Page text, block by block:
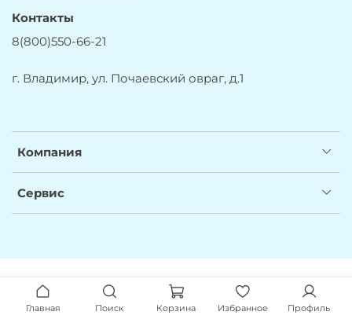
Компания
Сервис
Контакты
8(800)550-66-21
г. Владимир, ул. Почаевский овраг, д.1
Главная Поиск Корзина Избранное Профиль